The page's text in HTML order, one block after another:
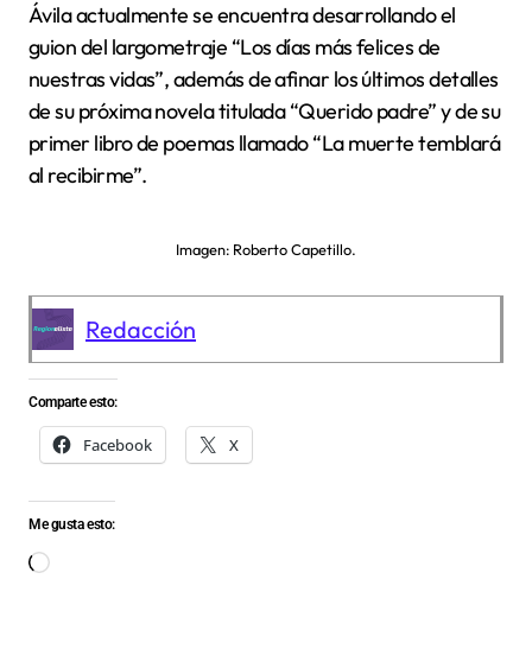
Ávila actualmente se encuentra desarrollando el
guion del largometraje “Los días más felices de
nuestras vidas”, además de afinar los últimos detalles
de su próxima novela titulada “Querido padre” y de su
primer libro de poemas llamado “La muerte temblará
al recibirme”.
Imagen: Roberto Capetillo.
Redacción
Comparte esto:
Facebook X
Me gusta esto:
Cargando...